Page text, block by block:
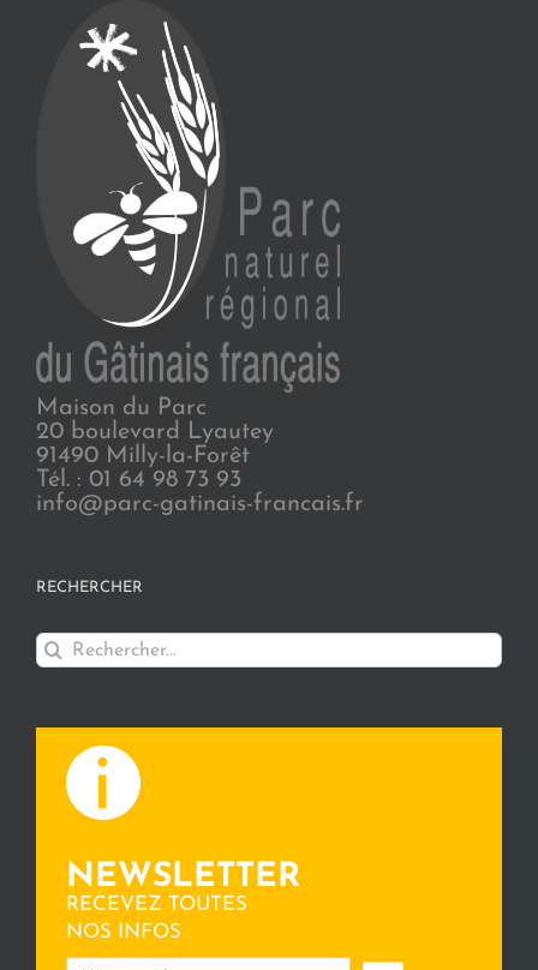
Maison du Parc
20 boulevard Lyautey
91490 Milly-la-Forêt
Tél. : 01 64 98 73 93
info@parc-gatinais-francais.fr
RECHERCHER
Rechercher:
NEWSLETTER
RECEVEZ TOUTES
NOS INFOS